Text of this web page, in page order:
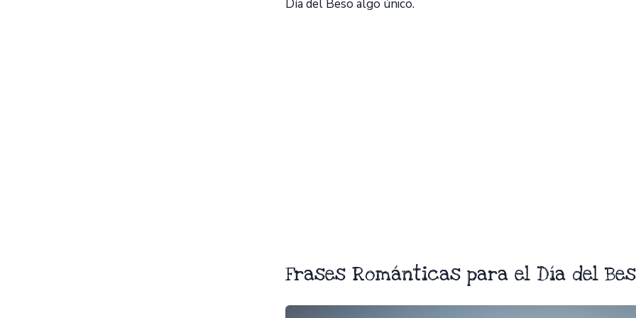
Día del Beso algo único.
Frases Románticas para el Día del